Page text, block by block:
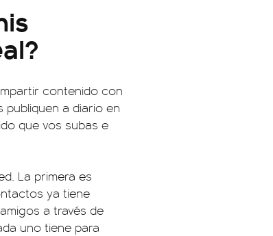
contenido con
a diario en
que vos subas e
La primera es
ya tiene
a través de
uno tiene para